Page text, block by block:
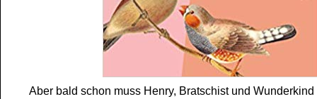
Aber bald schon muss Henry, Bratschist und